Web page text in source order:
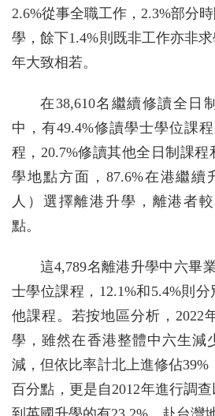
2.6%從事全職工作，2.3%部分
學，餘下1.4%則既非工作亦非
年大致相若。
在38,610名繼續修讀全日
中，有49.4%修讀學士學位課
程，20.7%修讀其他全日制課程
學地點方面，87.6%在港繼續
人）選擇離港升學，離港者
點。
這4,789名離港升學中六畢
士學位課程，12.1%和5.4%則
他課程。若按地區分析，2022
學，雖然在香港整體中六生減
減，但依比率計北上進修佔39%
百分點，更是自2012年進行調